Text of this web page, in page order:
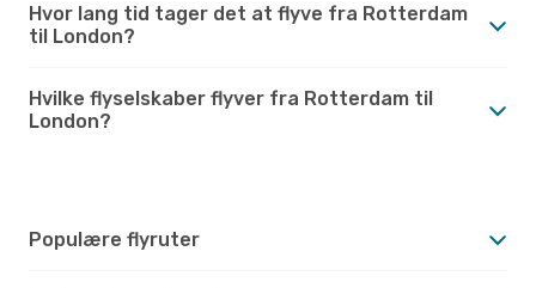
Hvor lang tid tager det at flyve fra Rotterdam
til London?
Hvilke flyselskaber flyver fra Rotterdam til
London?
Populære flyruter